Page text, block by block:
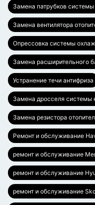
Замена патрубков
Замена вентилятора
Опрессовка системы
Замена расширительного
Устранение течи антифриза
Замена дросселя системы
Замена резистора
Ремонт и обслуживание
ремонт и обслуживание
ремонт и обслуживание
ремонт и обслуживание